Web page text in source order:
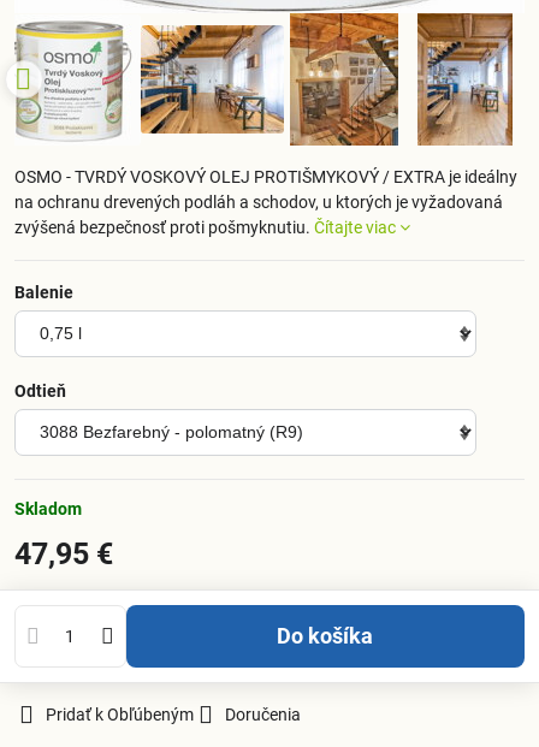
OSMO - TVRDÝ VOSKOVÝ OLEJ PROTIŠMYKOVÝ / EXTRA je ideálny
na ochranu drevených podláh a schodov, u ktorých je vyžadovaná
zvýšená bezpečnosť proti pošmyknutiu. Čítajte viac
Balenie
Odtieň
Skladom
47,95 €
Do košíka
Pridať k Obľúbeným Doručenia